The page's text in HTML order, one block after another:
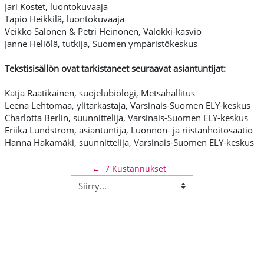
Jari Kostet, luontokuvaaja
Tapio Heikkilä, luontokuvaaja
Veikko Salonen & Petri Heinonen, Valokki-kasvio
Janne Heliölä, tutkija, Suomen ympäristökeskus
Tekstisisällön ovat tarkistaneet seuraavat asiantuntijat:
Katja Raatikainen, suojelubiologi, Metsähallitus
Leena Lehtomaa, ylitarkastaja, Varsinais-Suomen ELY-keskus
Charlotta Berlin, suunnittelija, Varsinais-Suomen ELY-keskus
Eriika Lundström, asiantuntija, Luonnon- ja riistanhoitosäätiö
Hanna Hakamäki, suunnittelija, Varsinais-Suomen ELY-keskus
← 7 Kustannukset